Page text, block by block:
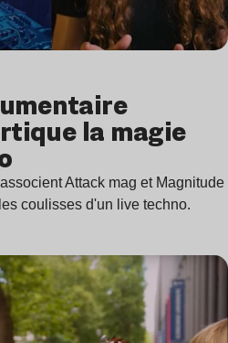
la magie
Attack mag et Magnitude
coulisses d'un live techno.